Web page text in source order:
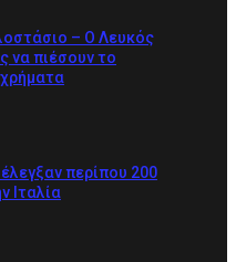
– Ο Λευκός
να πιέσουν το
περίπου 200
Ιταλία